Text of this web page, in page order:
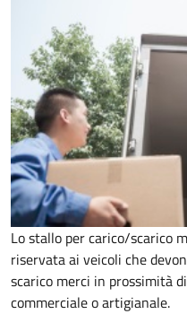
Lo stallo per carico/scarico
riservata ai veicoli che
scarico merci in prossimità
commerciale o artigianale.